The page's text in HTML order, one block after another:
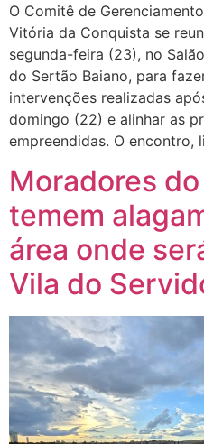
O Comitê de
Vitória da Conquista se
segunda-feira (23), no
do Sertão Baiano, para
intervenções realizadas
domingo (22) e alinhar as
empreendidas. O encontro,
Moradores
temem
área onde
Vila do